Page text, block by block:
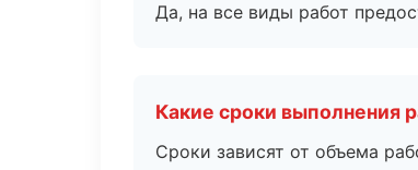
Да, на все виды работ
Какие сроки выполнения
Сроки зависят от объема